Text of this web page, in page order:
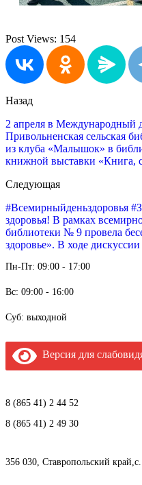
Post Views: 154
Назад
2 апреля в Международный
Привольненская сельская
из клуба «Малышок» в
книжной выставки «Книга,
Следующая
#Всемирныйденьздоровья
здоровья! В рамках
библиотеки № 9 провела
здоровье». В ходе
Пн-Пт: 09:00 - 17:00
Вс: 09:00 - 16:00
Суб: выходной
Версия для
8 (865 41) 2 44 52
8 (865 41) 2 49 30
356 030, Ставропольский